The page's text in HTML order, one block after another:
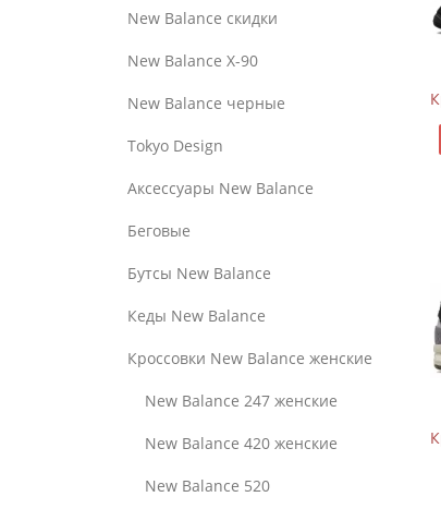
New Balance скидки
New Balance Х-90
New Balance черные
Tokyo Design
Аксессуары New Balance
Беговые
Бутсы New Balance
Кеды New Balance
Кроссовки New Balance женские
New Balance 247 женские
New Balance 420 женские
New Balance 520